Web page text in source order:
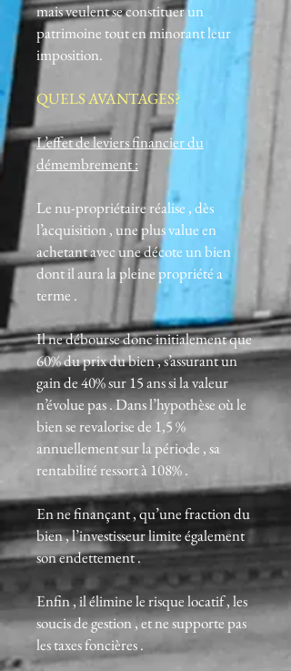
mais veulent se constituer un
patrimoine tout en minorant leur
imposition.
QUELS AVANTAGES?
L’effet de leviers financier du
démembrement :
Le nu-propriétaire réalise , dès
l’acquisition , une plus value en
achetant avec une décote un bien
dont il aura la pleine propriété a
terme .
Il ne débourse donc initialement que
60% du prix du bien , s’assurant un
gain de 40% sur 15 ans si la valeur
n’évolue pas . Dans l’hypothèse où le
bien se revalorise de 1,5 %
annuellement sur la période , sa
rentabilité ressort à 108% .
En ne finançant , qu’une fraction du
bien , l’investisseur limite également
son endettement .
Enfin , il élimine le risque locatif , les
soucis de gestion , et ne supporte pas
les taxes foncières .